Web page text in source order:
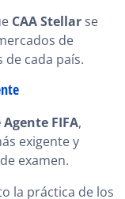
CAA Stellar se
de
cada país.
FIFA,
exigente y
examen.
la práctica de los